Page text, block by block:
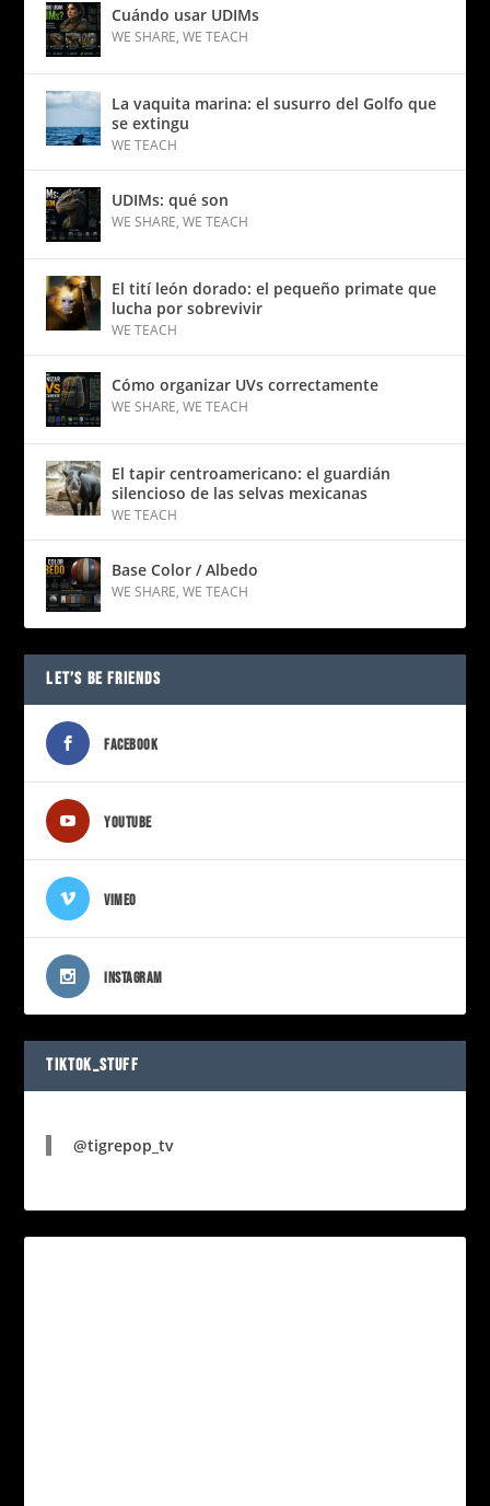
Cuándo usar UDIMs
WE SHARE,WE TEACH
La vaquita marina: el susurro del Golfo que
se extingu
WE TEACH
UDIMs: qué son
WE SHARE,WE TEACH
El tití león dorado: el pequeño primate que
lucha por sobrevivir
WE TEACH
Cómo organizar UVs correctamente
WE SHARE,WE TEACH
El tapir centroamericano: el guardián
silencioso de las selvas mexicanas
WE TEACH
Base Color / Albedo
WE SHARE,WE TEACH
LET’S BE FRIENDS
FACEBOOK
YOUTUBE
VIMEO
INSTAGRAM
TIKTOK_STUFF
@tigrepop_tv